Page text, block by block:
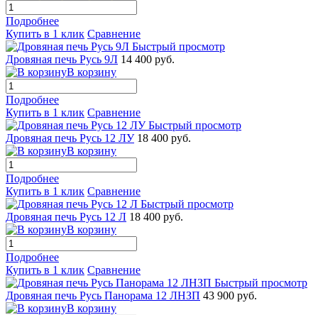
Подробнее
Купить в 1 клик Сравнение
Быстрый просмотр
Дровяная печь Русь 9Л 14 400 руб.
В корзину
Подробнее
Купить в 1 клик Сравнение
Быстрый просмотр
Дровяная печь Русь 12 ЛУ 18 400 руб.
В корзину
Подробнее
Купить в 1 клик Сравнение
Быстрый просмотр
Дровяная печь Русь 12 Л 18 400 руб.
В корзину
Подробнее
Купить в 1 клик Сравнение
Быстрый просмотр
Дровяная печь Русь Панорама 12 ЛНЗП 43 900 руб.
В корзину